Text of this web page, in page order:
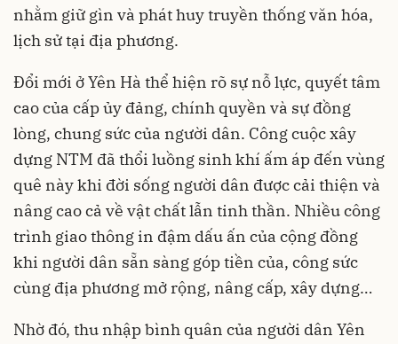
nhằm giữ gìn và phát huy truyền thống văn hóa,
lịch sử tại địa phương.
Đổi mới ở Yên Hà thể hiện rõ sự nỗ lực, quyết tâm
cao của cấp ủy đảng, chính quyền và sự đồng
lòng, chung sức của người dân. Công cuộc xây
dựng NTM đã thổi luồng sinh khí ấm áp đến vùng
quê này khi đời sống người dân được cải thiện và
nâng cao cả về vật chất lẫn tinh thần. Nhiều công
trình giao thông in đậm dấu ấn của cộng đồng
khi người dân sẵn sàng góp tiền của, công sức
cùng địa phương mở rộng, nâng cấp, xây dựng…
Nhờ đó, thu nhập bình quân của người dân Yên